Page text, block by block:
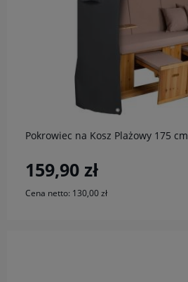
Pokrowiec na Kosz Plażowy 175 cm
159,90 zł
Cena netto: 130,00 zł
do koszyka